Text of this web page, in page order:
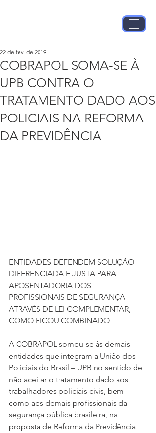
COBRAPOL SOMA-SE À
UPB CONTRA O
TRATAMENTO DADO AOS
POLICIAIS NA REFORMA
DA PREVIDÊNCIA
22 de fev. de 2019
ENTIDADES DEFENDEM SOLUÇÃO
DIFERENCIADA E JUSTA PARA
APOSENTADORIA DOS
PROFISSIONAIS DE SEGURANÇA
ATRAVÉS DE LEI COMPLEMENTAR,
COMO FICOU COMBINADO
A COBRAPOL somou-se às demais
entidades que integram a União dos
Policiais do Brasil – UPB no sentido de
não aceitar o tratamento dado aos
trabalhadores policiais civis, bem
como aos demais profissionais da
segurança pública brasileira, na
proposta de Reforma da Previdência